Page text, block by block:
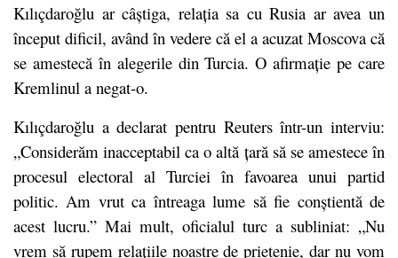
Kılıçdaroğlu ar câștiga, relația sa cu Rusia ar avea un
început dificil, având în vedere că el a acuzat Moscova că
se amestecă în alegerile din Turcia. O afirmație pe care
Kremlinul a negat-o.
Kılıçdaroğlu a declarat pentru Reuters într-un interviu:
„Considerăm inacceptabil ca o altă țară să se amestece în
procesul electoral al Turciei în favoarea unui partid
politic. Am vrut ca întreaga lume să fie conștientă de
acest lucru.” Mai mult, oficialul turc a subliniat: „Nu
vrem să rupem relațiile noastre de prietenie, dar nu vom